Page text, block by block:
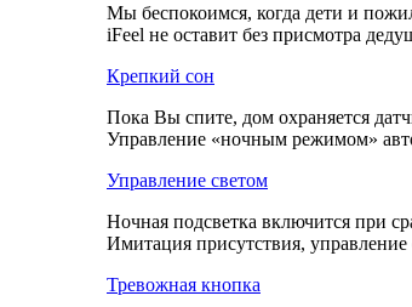
Мы беспокоимся, когда дети и
iFeel не оставит без присмотра
Крепкий сон
Пока Вы спите, дом охраняется
Управление «ночным режимом»
Управление светом
Ночная подсветка включится при
Имитация присутствия,
Тревожная кнопка